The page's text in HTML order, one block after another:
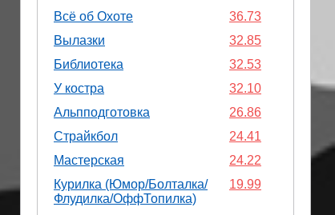
36.73
Всё об Охоте
32.85
Вылазки
32.53
Библиотека
32.10
У костра
26.86
Альпподготовка
24.41
Страйкбол
24.22
Мастерская
19.99
Курилка (Юмор/Болталка/
Флудилка/ОффТопилка)